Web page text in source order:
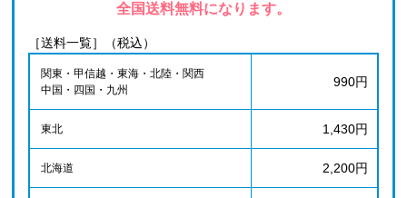
全国送料無料になります。
［送料一覧］（税込）
関東・甲信越・東海・北陸・関西
中国・四国・九州
990円
東北 1,430円
北海道 2,200円